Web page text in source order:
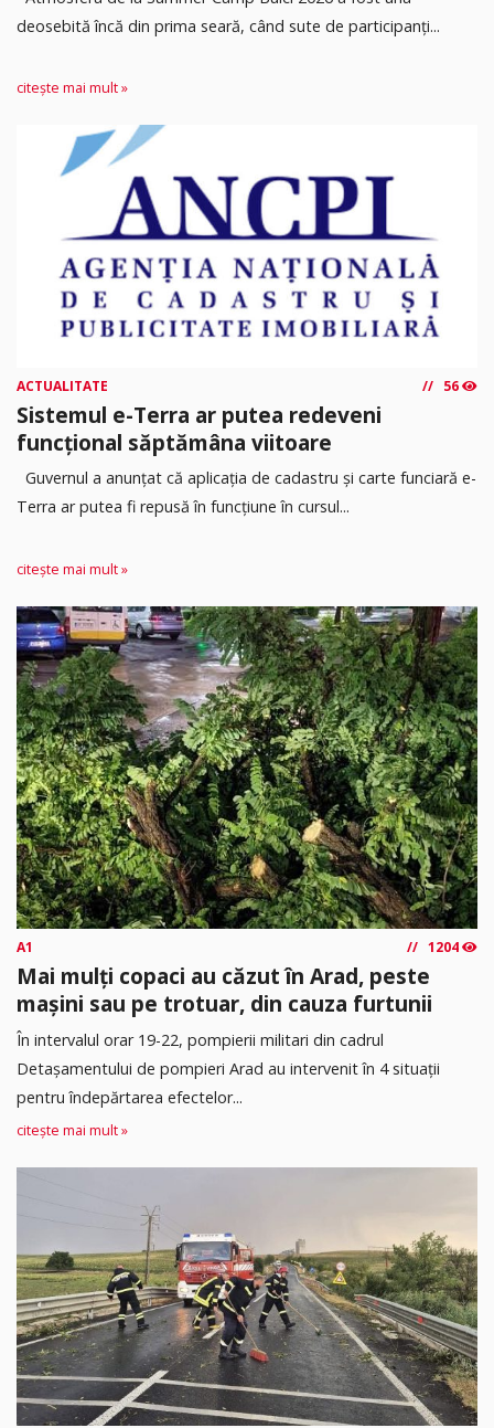
deosebită încă din prima seară, când sute de participanți...
citește mai mult »
ACTUALITATE 56
Sistemul e-Terra ar putea redeveni
funcțional săptămâna viitoare
Guvernul a anunțat că aplicația de cadastru și carte funciară e-
Terra ar putea fi repusă în funcțiune în cursul...
citește mai mult »
A1 1204
Mai mulți copaci au căzut în Arad, peste
mașini sau pe trotuar, din cauza furtunii
În intervalul orar 19-22, pompierii militari din cadrul
Detașamentului de pompieri Arad au intervenit în 4 situații
pentru îndepărtarea efectelor...
citește mai mult »